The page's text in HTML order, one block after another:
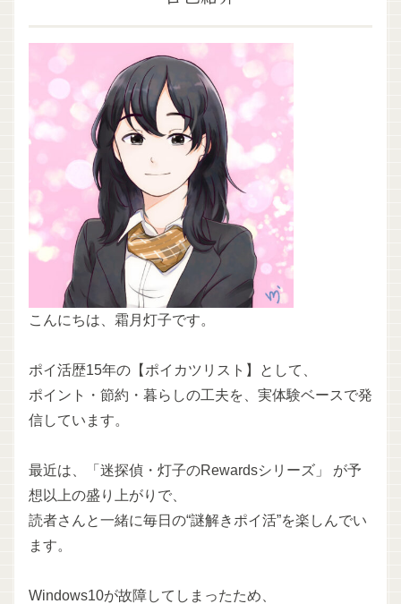
こんにちは、霜月灯子です。
ポイ活歴15年の【ポイカツリスト】として、
ポイント・節約・暮らしの工夫を、実体験ベースで発
信しています。
最近は、「迷探偵・灯子のRewardsシリーズ」 が予
想以上の盛り上がりで、
読者さんと一緒に毎日の“謎解きポイ活”を楽しんでい
ます。
Windows10が故障してしまったため、